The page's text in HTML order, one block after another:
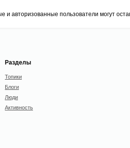
и авторизованные пользователи могут
Разделы
Топики
Блоги
Люди
Активность